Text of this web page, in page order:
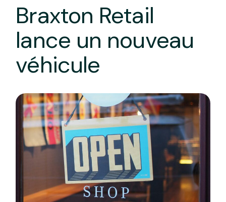
Braxton Retail
lance un nouveau
véhicule